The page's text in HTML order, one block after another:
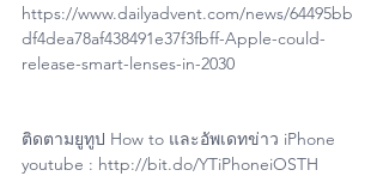
https://www.dailyadvent.com/news/64495bb
df4dea78af438491e37f3fbff-Apple-could-
release-smart-lenses-in-2030
ติดตามยูทูป How to และอัพเดทข่าว iPhone
youtube : http://bit.do/YTiPhoneiOSTH